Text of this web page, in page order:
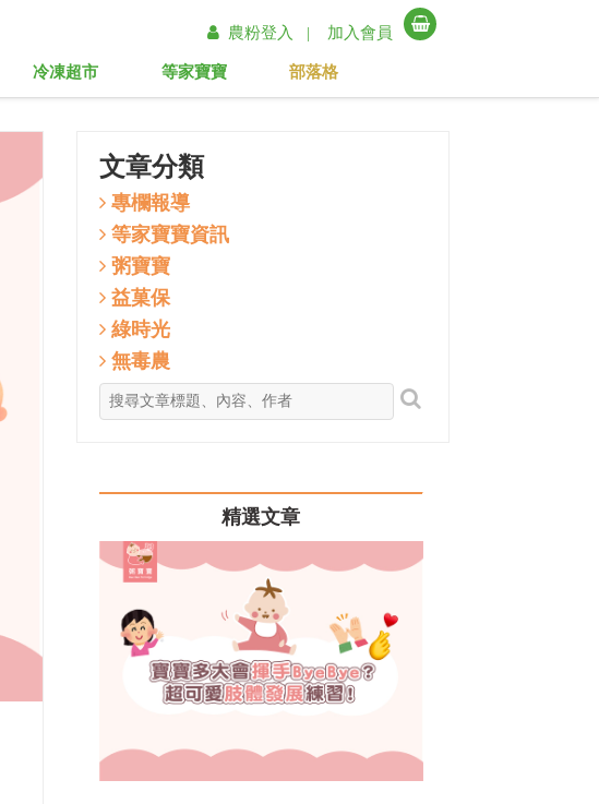
農粉登入 | 加入會員
冷凍超市 等家寶寶 部落格
文章分類
專欄報導
等家寶寶資訊
粥寶寶
益菓保
綠時光
無毒農
精選文章